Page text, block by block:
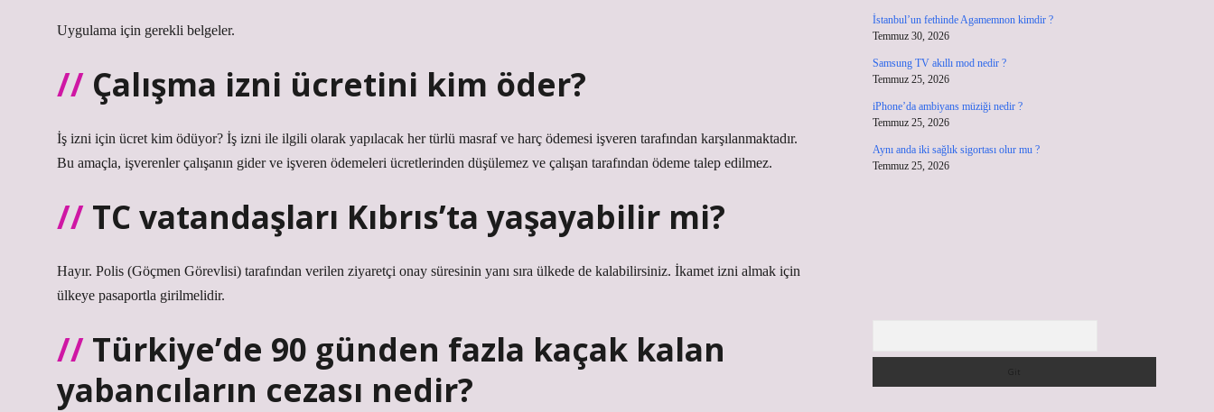
Uygulama için gerekli belgeler.
Çalışma izni ücretini kim öder?
İş izni için ücret kim ödüyor? İş izni ile ilgili olarak yapılacak her türlü masraf ve harç ödemesi işveren tarafından karşılanmaktadır.
Bu amaçla, işverenler çalışanın gider ve işveren ödemeleri ücretlerinden düşülemez ve çalışan tarafından ödeme talep edilmez.
TC vatandaşları Kıbrıs’ta yaşayabilir mi?
Hayır. Polis (Göçmen Görevlisi) tarafından verilen ziyaretçi onay süresinin yanı sıra ülkede de kalabilirsiniz. İkamet izni almak için
ülkeye pasaportla girilmelidir.
Türkiye’de 90 günden fazla kaçak kalan
yabancıların cezası nedir?
İstanbul’un fethinde Agamemnon kimdir ?
Temmuz 30, 2026
Samsung TV akıllı mod nedir ?
Temmuz 25, 2026
iPhone’da ambiyans müziği nedir ?
Temmuz 25, 2026
Aynı anda iki sağlık sigortası olur mu ?
Temmuz 25, 2026